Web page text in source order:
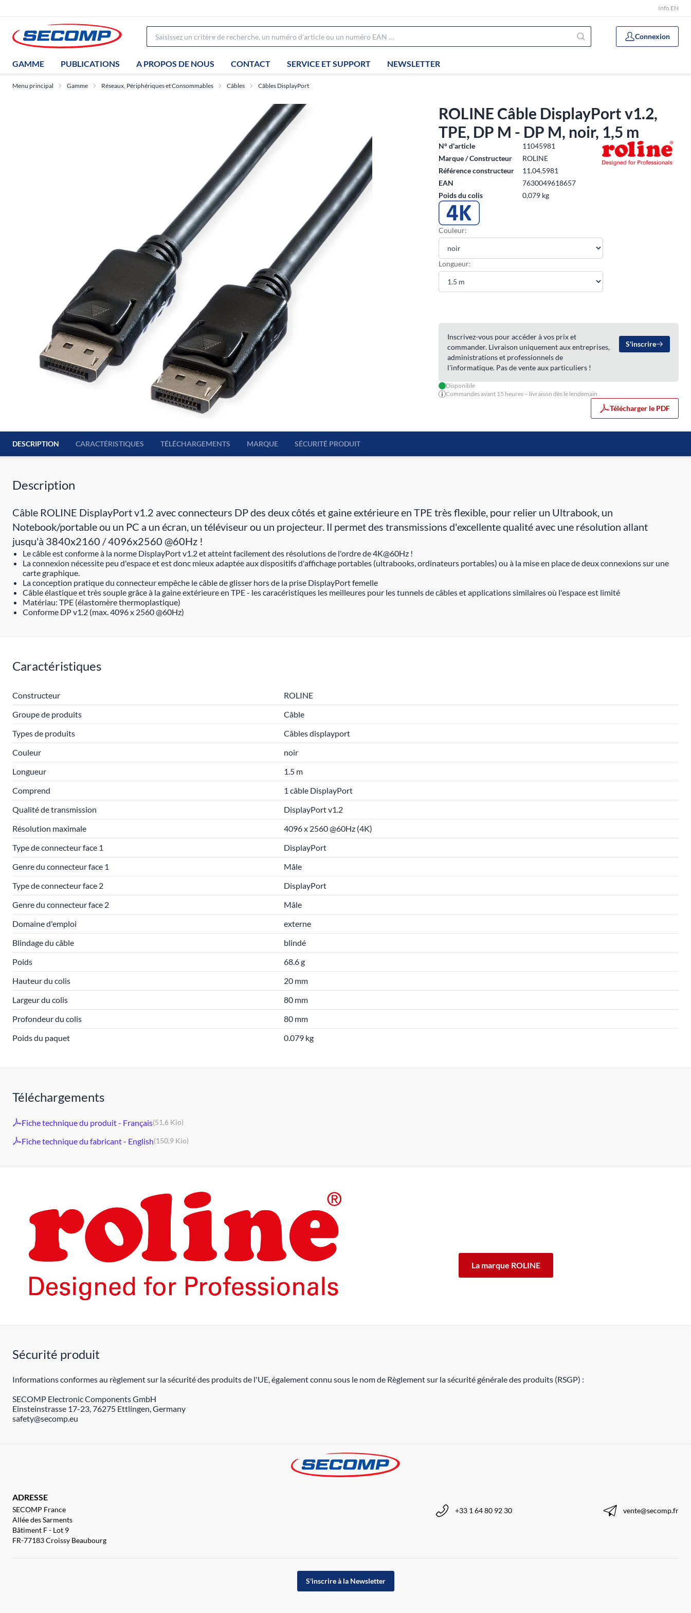
Info EN
Connexion
GAMME PUBLICATIONS A PROPOS DE NOUS CONTACT SERVICE ET SUPPORT NEWSLETTER
Menu principal Gamme Réseaux, Périphériques et Consommables Câbles Câbles DisplayPort
ROLINE Câble DisplayPort v1.2,
TPE, DP M - DP M, noir, 1,5 m
N° d'article
11045981
Marque / Constructeur
ROLINE
Référence constructeur
11.04.5981
EAN
7630049618657
Poids du colis
0,079 kg
Couleur:
Longueur:
Inscrivez-vous pour accéder à vos prix et
commander. Livraison uniquement aux entreprises,
administrations et professionnels de
l'informatique. Pas de vente aux particuliers !
S'inscrire
Disponible
Commandes avant 15 heures – livraison dès le lendemain
Télécharger le PDF
DESCRIPTION CARACTÉRISTIQUES TÉLÉCHARGEMENTS MARQUE SÉCURITÉ PRODUIT
Description
Câble ROLINE DisplayPort v1.2 avec connecteurs DP des deux côtés et gaine extérieure en TPE très flexible, pour relier un Ultrabook, un
Notebook/portable ou un PC a un écran, un téléviseur ou un projecteur. Il permet des transmissions d'excellente qualité avec une résolution allant
jusqu'à 3840x2160 / 4096x2560 @60Hz !
Le câble est conforme à la norme DisplayPort v1.2 et atteint facilement des résolutions de l'ordre de 4K@60Hz !
La connexion nécessite peu d'espace et est donc mieux adaptée aux dispositifs d'affichage portables (ultrabooks, ordinateurs portables) ou à la mise en place de deux connexions sur une
carte graphique.
La conception pratique du connecteur empêche le câble de glisser hors de la prise DisplayPort femelle
Câble élastique et très souple grâce à la gaine extérieure en TPE - les caracéristiques les meilleures pour les tunnels de câbles et applications similaires où l'espace est limité
Matériau: TPE (élastomère thermoplastique)
Conforme DP v1.2 (max. 4096 x 2560 @60Hz)
Caractéristiques
Constructeur
ROLINE
Groupe de produits
Câble
Types de produits
Câbles displayport
Couleur
noir
Longueur
1.5 m
Comprend
1 câble DisplayPort
Qualité de transmission
DisplayPort v1.2
Résolution maximale
4096 x 2560 @60Hz (4K)
Type de connecteur face 1
DisplayPort
Genre du connecteur face 1
Mâle
Type de connecteur face 2
DisplayPort
Genre du connecteur face 2
Mâle
Domaine d'emploi
externe
Blindage du câble
blindé
Poids
68.6 g
Hauteur du colis
20 mm
Largeur du colis
80 mm
Profondeur du colis
80 mm
Poids du paquet
0.079 kg
Téléchargements
Fiche technique du produit - Français(51,6 Kio)
Fiche technique du fabricant - English(150,9 Kio)
La marque ROLINE
Sécurité produit
Informations conformes au règlement sur la sécurité des produits de l'UE, également connu sous le nom de Règlement sur la sécurité générale des produits (RSGP) :
SECOMP Electronic Components GmbH
Einsteinstrasse 17-23, 76275 Ettlingen, Germany
safety@secomp.eu
ADRESSE
SECOMP France
Allée des Sarments
Bâtiment F - Lot 9
FR-77183 Croissy Beaubourg
+33 1 64 80 92 30 vente@secomp.fr
S'inscrire à la Newsletter